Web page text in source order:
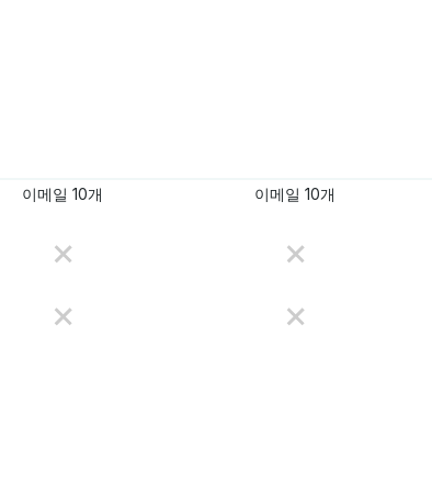
이메일 10개 이메일 10개